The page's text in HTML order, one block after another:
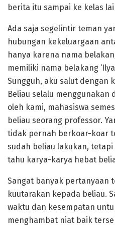
berita itu sampai ke kelas
Ada saja segelintir teman
hubungan kekeluargaan
hanya karena nama
memiliki nama belakang
Sungguh, aku salut dengan
Beliau selalu menggunakan
oleh kami, mahasiswa
beliau seorang professor.
tidak pernah berkoar-koar
sudah beliau lakukan, tetapi
tahu karya-karya hebat
Sangat banyak pertanyaan
kuutarakan kepada beliau.
waktu dan kesempatan
menghambat niat baik